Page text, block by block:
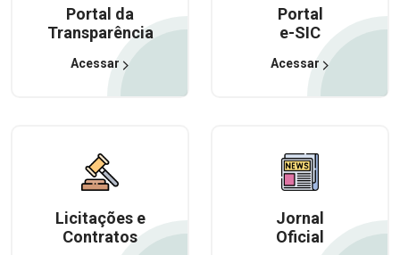
Portal da
Transparência
Acessar
Portal
e-SIC
Acessar
Licitações e
Contratos
Jornal
Oficial